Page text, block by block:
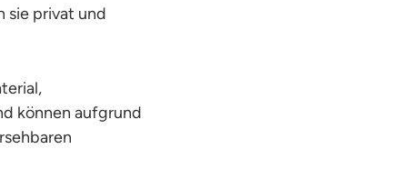
sie privat und
können aufgrund